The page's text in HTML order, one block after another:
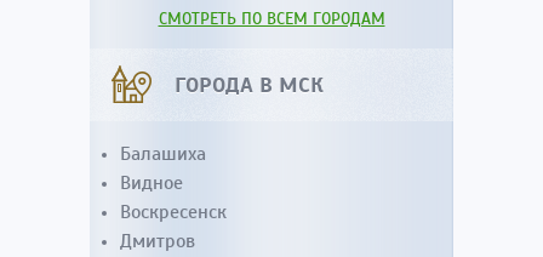
СМОТРЕТЬ ПО ВСЕМ ГОРОДАМ
ГОРОДА В МСК
Балашиха
Видное
Воскресенск
Дмитров